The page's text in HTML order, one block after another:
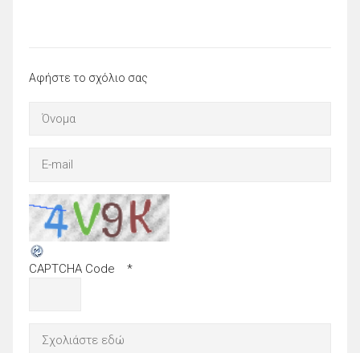
Αφήστε το σχόλιο σας
CAPTCHA Code *